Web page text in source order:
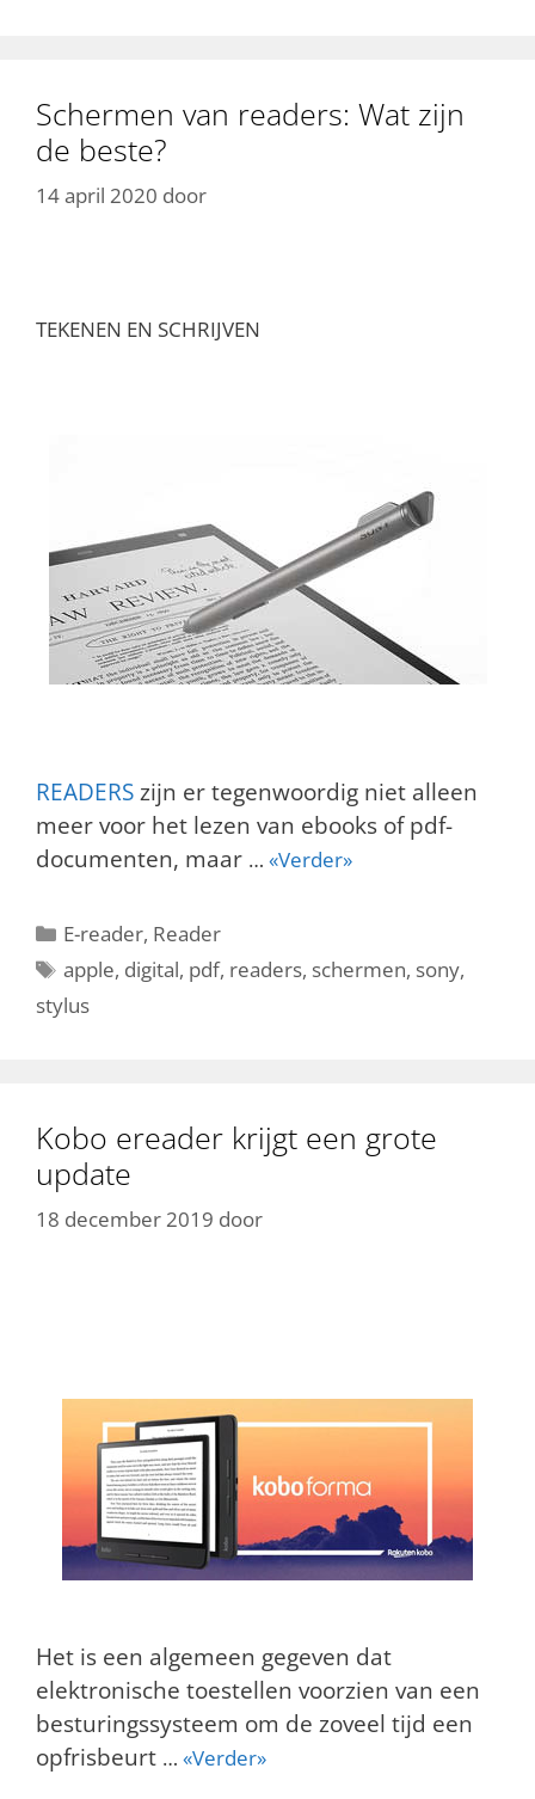
Schermen van readers: Wat zijn
de beste?
14 april 2020 door
TEKENEN EN SCHRIJVEN
READERS zijn er tegenwoordig niet alleen
meer voor het lezen van ebooks of pdf-
documenten, maar … «Verder»
Categorieën
E-reader, Reader
Tags
apple, digital, pdf, readers, schermen, sony,
stylus
Kobo ereader krijgt een grote
update
18 december 2019 door
Het is een algemeen gegeven dat
elektronische toestellen voorzien van een
besturingssysteem om de zoveel tijd een
opfrisbeurt … «Verder»